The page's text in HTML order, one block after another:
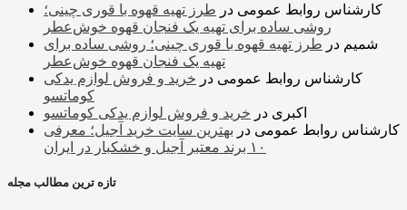
کارشناس روابط عمومی در طرز تهیه قهوه با قوری چینی؛
روشی ساده برای تهیه یک فنجان قهوه خوش‌عطر
شمیم در طرز تهیه قهوه با قوری چینی؛ روشی ساده برای
تهیه یک فنجان قهوه خوش‌عطر
کارشناس روابط عمومی در خرید و فروش لوازم یدکی
کوماتسو
اکبری در خرید و فروش لوازم یدکی کوماتسو
کارشناس روابط عمومی در بهترین سایت خرید آجیل؛ معرفی
۱۰ برند معتبر آجیل و خشکبار در ایران
تازه ترین مطالب مجله